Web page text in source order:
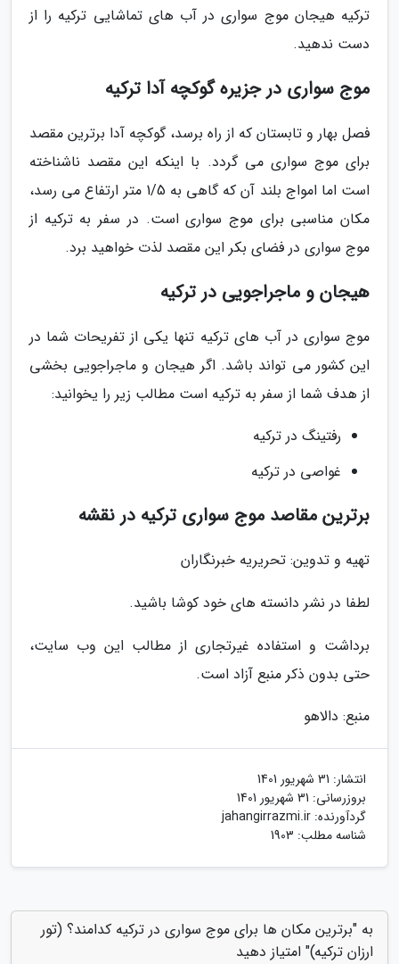
ترکیه هیجان موج سواری در آب های تماشایی ترکیه را از
دست ندهید.
موج سواری در جزیره گوکچه آدا ترکیه
فصل بهار و تابستان که از راه برسد، گوکچه آدا برترین مقصد
برای موج سواری می گردد. با اینکه این مقصد ناشناخته
است اما امواج بلند آن که گاهی به 1/5 متر ارتفاع می رسد،
مکان مناسبی برای موج سواری است. در سفر به ترکیه از
موج سواری در فضای بکر این مقصد لذت خواهید برد.
هیجان و ماجراجویی در ترکیه
موج سواری در آب های ترکیه تنها یکی از تفریحات شما در
این کشور می تواند باشد. اگر هیجان و ماجراجویی بخشی
از هدف شما از سفر به ترکیه است مطالب زیر را یخوانید:
رفتینگ در ترکیه
غواصی در ترکیه
برترین مقاصد موج سواری ترکیه در نقشه
تهیه و تدوین: تحریریه خبرنگاران
لطفا در نشر دانسته های خود کوشا باشید.
برداشت و استفاده غیرتجاری از مطالب این وب سایت،
حتی بدون ذکر منبع آزاد است.
منبع: دالاهو
انتشار: 31 شهریور 1401
بروزرسانی: 31 شهریور 1401
گردآورنده: jahangirrazmi.ir
شناسه مطلب: 1903
به "برترین مکان ها برای موج سواری در ترکیه کدامند؟ (تور
ارزان ترکیه)" امتیاز دهید